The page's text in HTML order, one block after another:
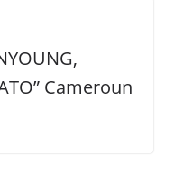
Cameroun